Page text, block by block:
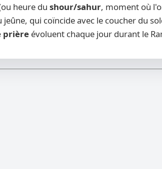
heure du shour/sahur, moment où
qui coïncide avec le coucher du
prière évoluent chaque jour durant le